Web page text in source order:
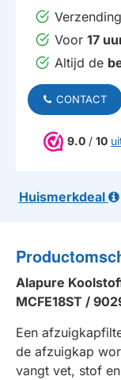
Verzending
Voor 17
Altijd de
CONTACT
9.0 / 10
Huismerkdeal
Alapure
MCFE18ST /
Een
de afzuigkap
vangt vet, stof